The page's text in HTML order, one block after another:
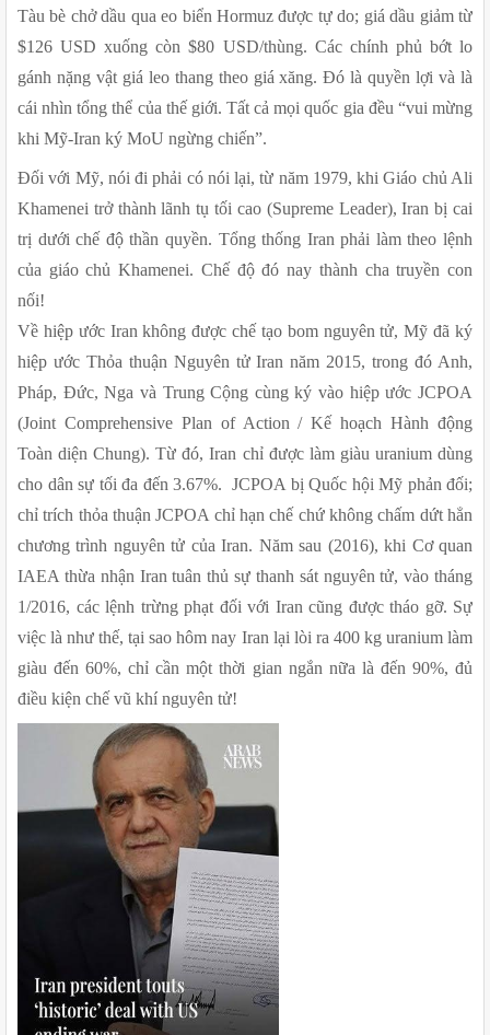
Tàu bè chở dầu qua eo biển Hormuz được tự do; giá dầu giảm từ
$126 USD xuống còn $80 USD/thùng. Các chính phủ bớt lo
gánh nặng vật giá leo thang theo giá xăng. Đó là quyền lợi và là
cái nhìn tổng thể của thế giới. Tất cả mọi quốc gia đều “vui mừng
khi Mỹ-Iran ký MoU ngừng chiến”.
Đối với Mỹ, nói đi phải có nói lại, từ năm 1979, khi Giáo chủ Ali
Khamenei trở thành lãnh tụ tối cao (Supreme Leader), Iran bị cai
trị dưới chế độ thần quyền. Tổng thống Iran phải làm theo lệnh
của giáo chủ Khamenei. Chế độ đó nay thành cha truyền con
nối!
Về hiệp ước Iran không được chế tạo bom nguyên tử, Mỹ đã ký
hiệp ước Thỏa thuận Nguyên tử Iran năm 2015, trong đó Anh,
Pháp, Đức, Nga và Trung Cộng cùng ký vào hiệp ước JCPOA
(Joint Comprehensive Plan of Action / Kế hoạch Hành động
Toàn diện Chung). Từ đó, Iran chỉ được làm giàu uranium dùng
cho dân sự tối đa đến 3.67%.  JCPOA bị Quốc hội Mỹ phản đối;
chỉ trích thỏa thuận JCPOA chỉ hạn chế chứ không chấm dứt hẳn
chương trình nguyên tử của Iran. Năm sau (2016), khi Cơ quan
IAEA thừa nhận Iran tuân thủ sự thanh sát nguyên tử, vào tháng
1/2016, các lệnh trừng phạt đối với Iran cũng được tháo gỡ. Sự
việc là như thế, tại sao hôm nay Iran lại lòi ra 400 kg uranium làm
giàu đến 60%, chỉ cần một thời gian ngắn nữa là đến 90%, đủ
điều kiện chế vũ khí nguyên tử!